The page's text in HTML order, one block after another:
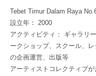
Tebet Timur Dalam Raya
設立年： 2000
アクティビティ： ギャラリ
ークショップ、スクール、
の企画運営、出版等
アーティストコレクティブ